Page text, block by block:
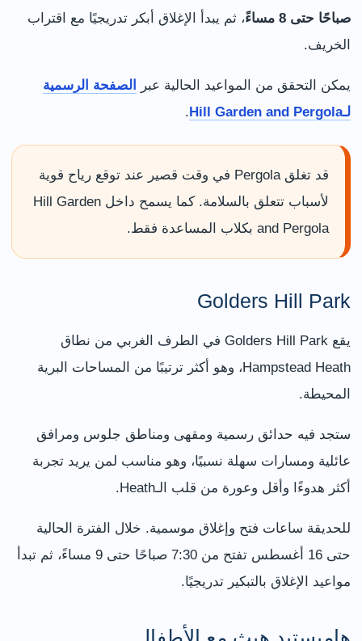
صباحًا حتى 8 مساءً
، ثم يبدأ الإغلاق أبكر تدريجيًا مع اقتراب
الخريف.
يمكن التحقق من المواعيد الحالية عبر
الصفحة الرسمية
لـHill Garden and Pergola
.
قد تغلق Pergola في وقت قصير عند توقع رياح قوية
لأسباب تتعلق بالسلامة. كما يسمح داخل Hill Garden
and Pergola بكلاب المساعدة فقط.
Golders Hill Park
يقع Golders Hill Park في الطرف الغربي من نطاق
Hampstead Heath، وهو أكثر ترتيبًا من المساحات البرية
المحيطة.
ستجد فيه حدائق رسمية ومقهى ومناطق جلوس ومرافق
عائلية ومسارات سهلة نسبيًا، وهو مناسب لمن يريد تجربة
أكثر هدوءًا وأقل وعورة من قلب الـHeath.
للحديقة ساعات فتح وإغلاق موسمية. خلال الفترة الحالية
حتى 16 أغسطس تفتح من 7:30 صباحًا حتى 9 مساءً، ثم تبدأ
مواعيد الإغلاق بالتبكير تدريجيًا.